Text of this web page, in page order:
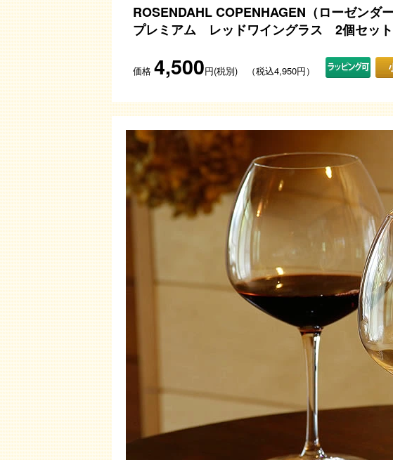
ROSENDAHL COPENHAGEN（ローゼンダ
プレミアム レッドワイングラス 2個セット
価格 4,500円(税別) （税込4,950円）